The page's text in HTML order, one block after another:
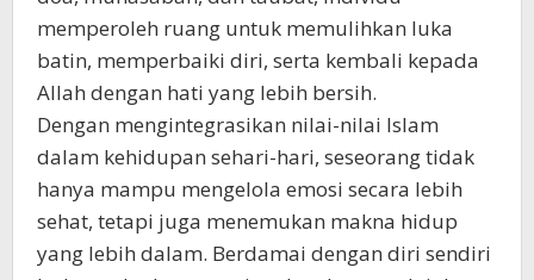
memperoleh ruang untuk memulihkan luka
batin, memperbaiki diri, serta kembali kepada
Allah dengan hati yang lebih bersih.
Dengan mengintegrasikan nilai-nilai Islam
dalam kehidupan sehari-hari, seseorang tidak
hanya mampu mengelola emosi secara lebih
sehat, tetapi juga menemukan makna hidup
yang lebih dalam. Berdamai dengan diri sendiri